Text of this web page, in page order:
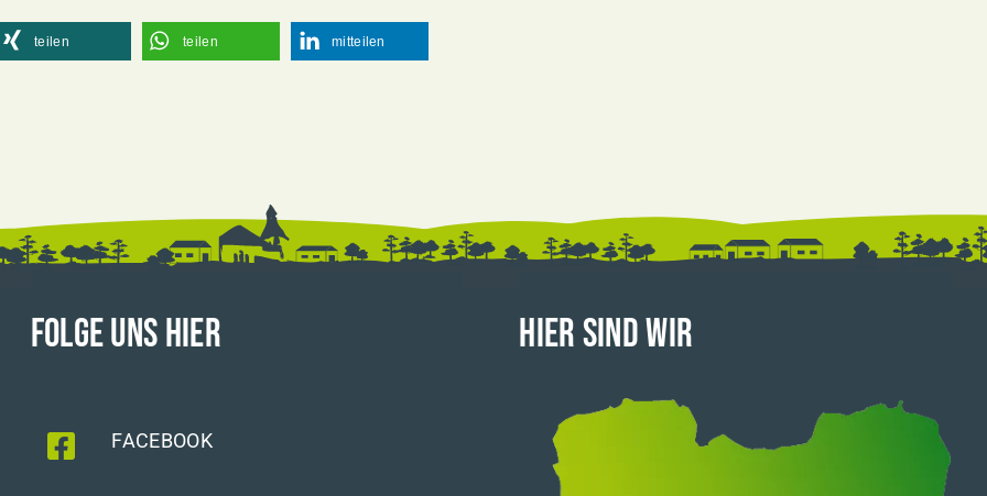
teilen teilen mitteilen
FOLGE UNS HIER
FACEBOOK
HIER SIND WIR